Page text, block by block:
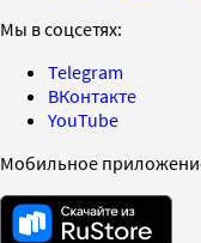
Мы в соцсетях:
Telegram
ВКонтакте
YouTube
Мобильное